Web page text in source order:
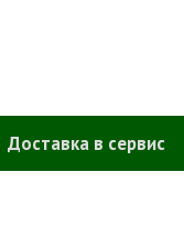
Доставка в сервис